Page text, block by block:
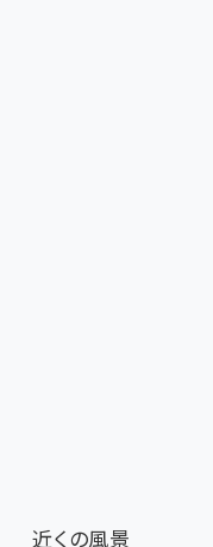
近くの風景